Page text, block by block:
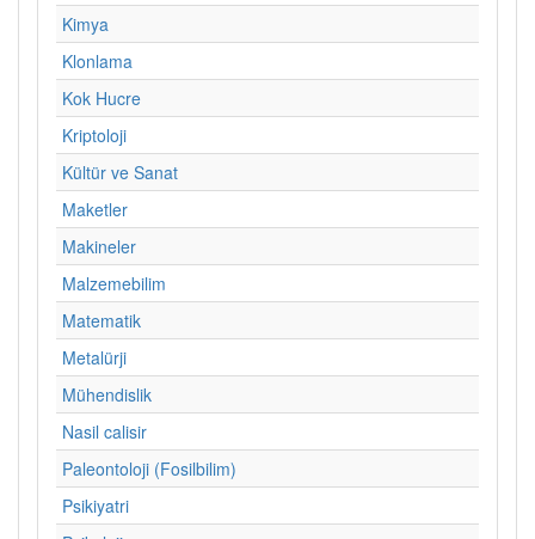
Kimya
Klonlama
Kok Hucre
Kriptoloji
Kültür ve Sanat
Maketler
Makineler
Malzemebilim
Matematik
Metalürji
Mühendislik
Nasil calisir
Paleontoloji (Fosilbilim)
Psikiyatri